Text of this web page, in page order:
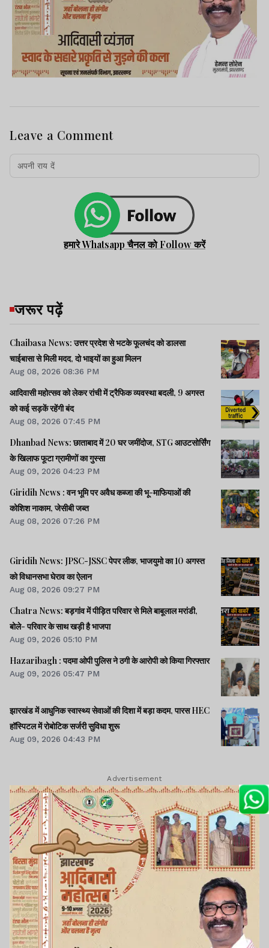
Leave a Comment
हमारे Whatsapp चैनल को Follow करें
जरूर पढ़ें
Chaibasa News: उत्तर प्रदेश से भटके फूलचंद को डालसा
चाईबासा से मिली मदद, दो भाइयों का हुआ मिलन
Aug 08, 2026 08:36 PM
आदिवासी महोत्सव को लेकर रांची में ट्रैफिक व्यवस्था बदली, 9 अगस्त
को कई सड़कें रहेंगी बंद
Aug 08, 2026 07:45 PM
Dhanbad News: छाताबाद में 20 घर जमींदोज, STG आउटसोर्सिंग
के खिलाफ फूटा ग्रामीणों का गुस्सा
Aug 09, 2026 04:23 PM
Giridih News : वन भूमि पर अवैध कब्जा की भू-माफियाओं की
कोशिश नाकाम, जेसीबी जब्त
Aug 08, 2026 07:26 PM
Giridih News: JPSC-JSSC पेपर लीक, भाजयुमो का 10 अगस्त
को विधानसभा घेराव का ऐलान
Aug 08, 2026 09:27 PM
Chatra News: बड़गांव में पीड़ित परिवार से मिले बाबूलाल मरांडी,
बोले- परिवार के साथ खड़ी है भाजपा
Aug 09, 2026 05:10 PM
Hazaribagh : पदमा ओपी पुलिस ने ठगी के आरोपी को किया गिरफ्तार
Aug 09, 2026 05:47 PM
झारखंड में आधुनिक स्वास्थ्य सेवाओं की दिशा में बड़ा कदम, पारस HEC
हॉस्पिटल में रोबोटिक सर्जरी सुविधा शुरू
Aug 09, 2026 04:43 PM
Advertisement